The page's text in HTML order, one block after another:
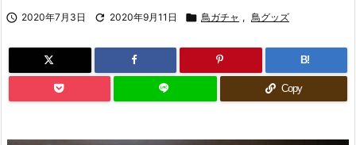
 2020年7月3日  2020年9月11日  鳥ガチャ , 鳥グッズ
B!
Copy